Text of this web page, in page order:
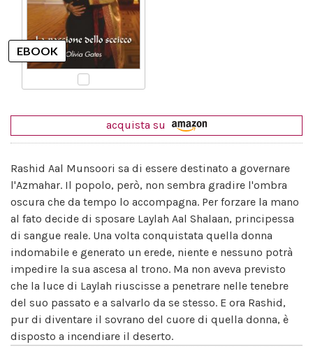
acquista su
Rashid Aal Munsoori sa di essere destinato a governare
l'Azmahar. Il popolo, però, non sembra gradire l'ombra
oscura che da tempo lo accompagna. Per forzare la mano
al fato decide di sposare Laylah Aal Shalaan, principessa
di sangue reale. Una volta conquistata quella donna
indomabile e generato un erede, niente e nessuno potrà
impedire la sua ascesa al trono. Ma non aveva previsto
che la luce di Laylah riuscisse a penetrare nelle tenebre
del suo passato e a salvarlo da se stesso. E ora Rashid,
pur di diventare il sovrano del cuore di quella donna, è
disposto a incendiare il deserto.